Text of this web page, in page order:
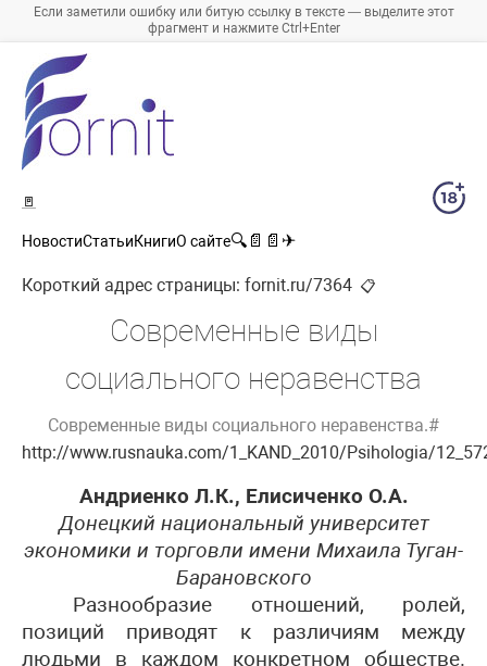
Если заметили ошибку или битую ссылку в тексте — выделите этот
фрагмент и нажмите Ctrl+Enter
🚪
НовостиСтатьиКнигиО сайте🔍 📄 📄 ✈
Короткий адрес страницы: fornit.ru/7364 📋
Современные виды
социального неравенства
Современные виды социального неравенства.#
http://www.rusnauka.com/1_KAND_2010/Psihologia/
Андриенко Л.К., Елисиченко О.А.
Донецкий национальный университет
экономики и торговли имени Михаила Туган-
Барановского
Разнообразие отношений, ролей,
позиций приводят к различиям между
людьми в каждом конкретном обществе.